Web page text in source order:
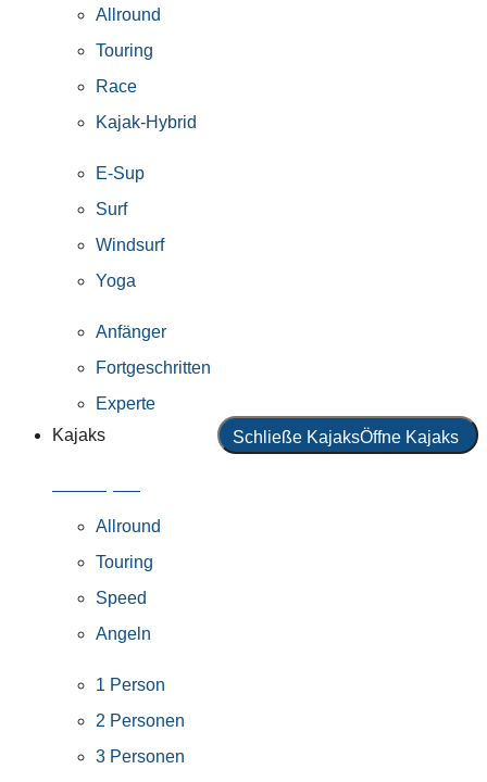
Allround
Touring
Race
Kajak-Hybrid
E-Sup
Surf
Windsurf
Yoga
Anfänger
Fortgeschritten
Experte
Kajaks
Schließe KajaksÖffne Kajaks
Allround
Touring
Speed
Angeln
1 Person
2 Personen
3 Personen